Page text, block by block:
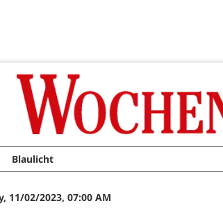
Blaulicht
11/02/2023, 07:00 AM